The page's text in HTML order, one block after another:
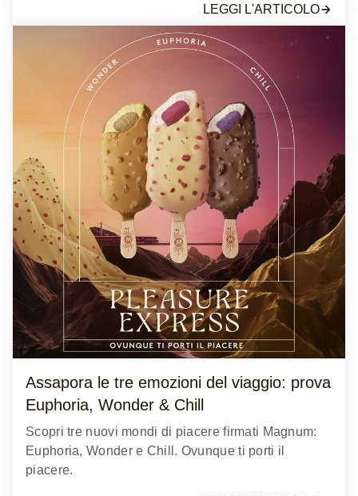
Honey Remix EP: Magnum x Troye
Scopri i nuovi remix di Honey, prodotti dal DJ Mura
Masa. Ogni brano esprime un'emozione diversa,
accompagnandoti in un viaggio di piacere.
LEGGI L'ARTICOLO